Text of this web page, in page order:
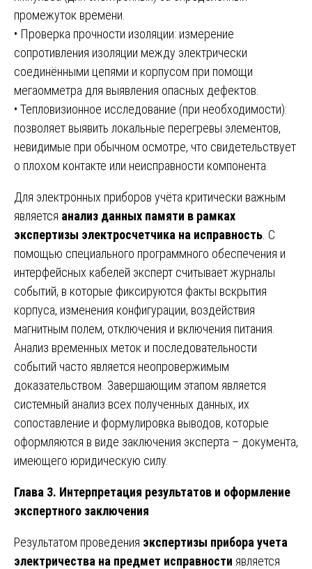
промежуток времени.
• Проверка прочности изоляции: измерение
сопротивления изоляции между электрически
соединёнными цепями и корпусом при помощи
мегаомметра для выявления опасных дефектов.
• Тепловизионное исследование (при необходимости):
позволяет выявить локальные перегревы элементов,
невидимые при обычном осмотре, что свидетельствует
о плохом контакте или неисправности компонента.
Для электронных приборов учёта критически важным
является анализ данных памяти в рамках
экспертизы электросчетчика на исправность . С
помощью специального программного обеспечения и
интерфейсных кабелей эксперт считывает журналы
событий, в которые фиксируются факты вскрытия
корпуса, изменения конфигурации, воздействия
магнитным полем, отключения и включения питания.
Анализ временных меток и последовательности
событий часто является неопровержимым
доказательством. Завершающим этапом является
системный анализ всех полученных данных, их
сопоставление и формулировка выводов, которые
оформляются в виде заключения эксперта – документа,
имеющего юридическую силу.
Глава 3. Интерпретация результатов и оформление
экспертного заключения
Результатом проведения экспертизы прибора учета
электричества на предмет исправности является